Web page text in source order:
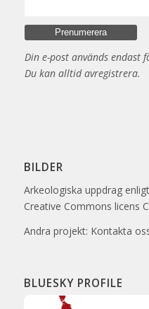
Din e-post används endast
Du kan alltid avregistrera.
BILDER
Arkeologiska uppdrag
Creative Commons licens
Andra projekt: Kontakta
BLUESKY PROFILE